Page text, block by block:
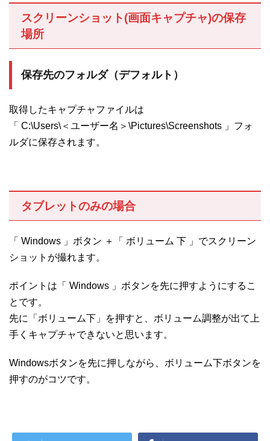
スクリーンショット(画面キャプチャ)の保存
場所
保存先のフォルダ（デフォルト）
取得したキャプチャファイルは
「 C:\Users\＜ユーザー名＞\Pictures\Screenshots 」フォ
ルダに保存されます。
タブレットのみの場合
「 Windows 」ボタン ＋「 ボリューム 下 」でスクリーン
ショットが撮れます。
ポイントは「 Windows 」ボタンを先に押すようにするこ
とです。
先に「ボリューム下」を押すと、ボリューム調整が出て上
手くキャプチャできないと思います。
Windowsボタンを先に押しながら、ボリューム下ボタンを
押すのがコツです。